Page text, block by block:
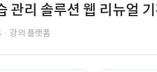
관리 솔루션 웹 리뉴얼
강의 플랫폼